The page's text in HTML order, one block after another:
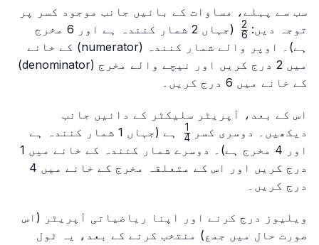
سب سے پہلے، مساوات کے بائیں جانب موجود کسر پر
توجہ دیں:
\frac{2}
{6}
6
2
(جہاں 2 شمار کنندہ ہے اور 6 مخرج
ہے)۔ اوپر والے شمار کنندہ (numerator) کے خانے
میں 2 درج کریں اور نیچے والے مخرج (denominator)
کے خانے میں 6 درج کریں۔
اس کے بعد، آپریٹر سلیکٹر کے دائیں جانب
دیکھیں۔ دوسری کسر
\frac{1}
{4}
4
1
ہے (جہاں 1 شمار کنندہ ہے
اور 4 مخرج ہے)۔ دوسرے شمار کنندہ کے خانے میں 1
درج کریں اور اس کے متعلقہ مخرج کے خانے میں 4
درج کریں۔
ویلیوز درج کرنے اور اپنا ریاضیاتی آپریٹر (اس
صورت حال میں جمع) منتخب کرنے کے بعد، یہ ٹول